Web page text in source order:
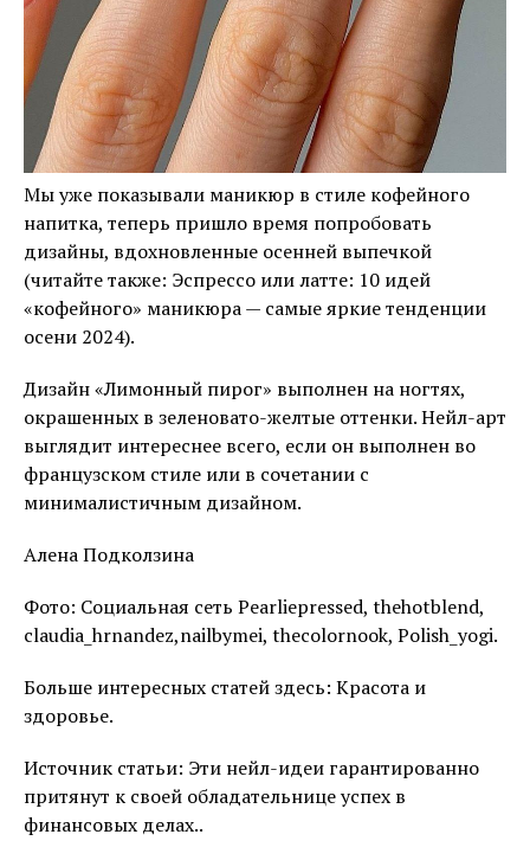
Мы уже показывали маникюр в стиле кофейного
напитка, теперь пришло время попробовать
дизайны, вдохновленные осенней выпечкой
(читайте также: Эспрессо или латте: 10 идей
«кофейного» маникюра — самые яркие тенденции
осени 2024).
Дизайн «Лимонный пирог» выполнен на ногтях,
окрашенных в зеленовато-желтые оттенки. Нейл-арт
выглядит интереснее всего, если он выполнен во
французском стиле или в сочетании с
минималистичным дизайном.
Алена Подколзина
Фото: Социальная сеть Pearliepressed, thehotblend,
claudia_hrnandez,nailbymei, thecolornook, Polish_yogi.
Больше интересных статей здесь: Красота и
здоровье.
Источник статьи: Эти нейл-идеи гарантированно
притянут к своей обладательнице успех в
финансовых делах..